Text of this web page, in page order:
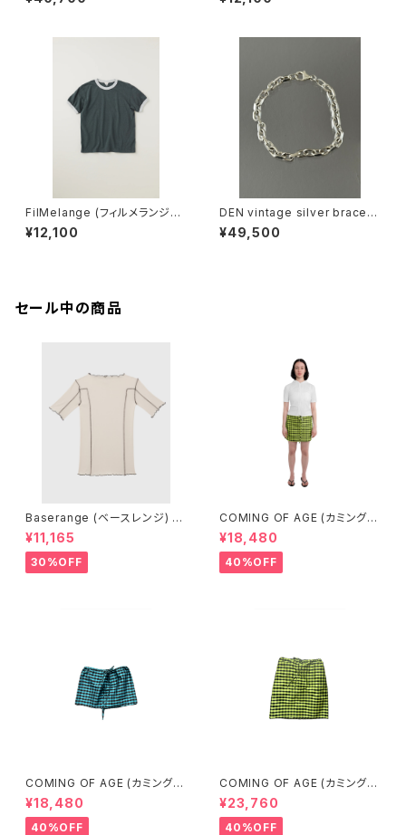
ネ IKU (champione melange)
FilMelange (フィルメランジェ)
EMMA / エマ VINTAGE TENJ
IKU (charcoal khaki)
¥12,100
DEN vintage silver bracele
t
¥49,500
セール中の商品
Baserange (ベースレンジ) O
MATO 3/4 TEE SHIRT (DYL
AN BEIGE)
¥11,165
30%OFF
COMING OF AGE (カミングオ
ブエイジ) DRAWSTRING MIN
I SKIRT (GINGHAM LIME/BL
ACK）
¥18,480
40%OFF
COMING OF AGE (カミングオ
ブエイジ) DRAWSTRING MIN
I SKIRT（GINGHAM TURQU
OISE/BROWN）
¥18,480
40%OFF
COMING OF AGE (カミングオ
ブエイジ) DRAWSTRING MID
I SKIRT（GINGHAM LIME/BL
ACK）
¥23,760
40%OFF